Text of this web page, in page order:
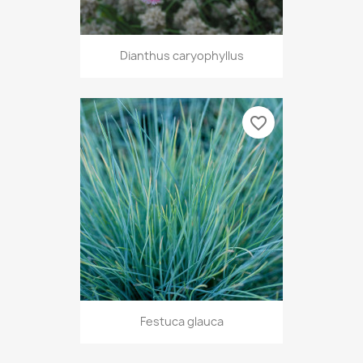
Dianthus caryophyllus
Festuca glauca
favorite_border